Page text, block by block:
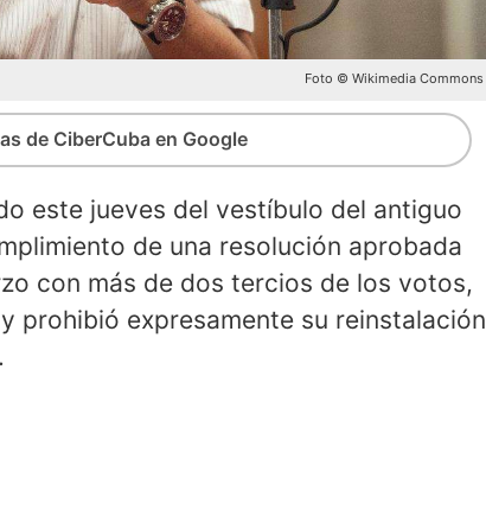
Foto © Wikimedia Commons
de CiberCuba en Google
este jueves del vestíbulo del antiguo
de una resolución aprobada
con más de dos tercios de los votos,
prohibió expresamente su reinstalación